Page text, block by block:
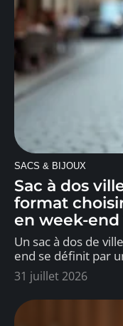
SACS & BIJOUX
Sac à dos
format
en week-end
Un sac à dos de
end se définit par
31 juillet 2026